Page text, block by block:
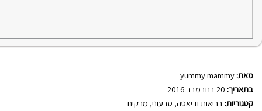
מאת: yummy mammy
בתאריך:
קטגוריות: בריאות ודיאטה, טבעוני, מרקים